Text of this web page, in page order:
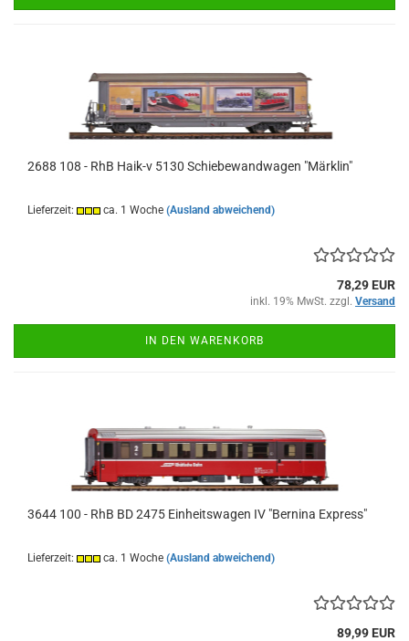
2688 108 - RhB Haik-v 5130 Schiebewandwagen "Märklin"
Lieferzeit: ca. 1 Woche (Ausland abweichend)
78,29 EUR
inkl. 19% MwSt. zzgl. Versand
IN DEN WARENKORB
3644 100 - RhB BD 2475 Einheitswagen IV "Bernina Express"
Lieferzeit: ca. 1 Woche (Ausland abweichend)
89,99 EUR